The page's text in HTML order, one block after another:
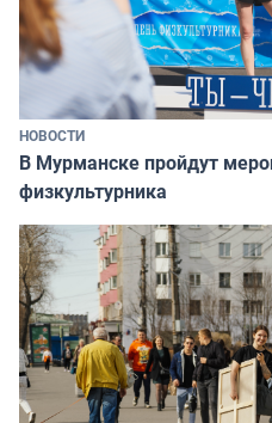
НОВОСТИ
В Мурманске пройдут
физкультурника